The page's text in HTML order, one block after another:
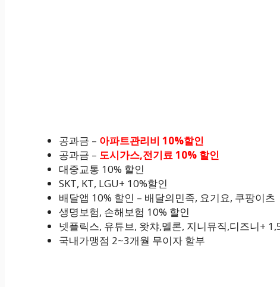
공과금 – 아파트관리비 10%할인
공과금 – 도시가스,전기료 10% 할인
대중교통 10% 할인
SKT, KT, LGU+ 10%할인
배달앱 10% 할인 – 배달의민족, 요기요, 쿠팡이츠
생명보험, 손해보험 10% 할인
넷플릭스, 유튜브, 왓챠,멜론, 지니뮤직,디즈니+
국내가맹점 2~3개월 무이자 할부